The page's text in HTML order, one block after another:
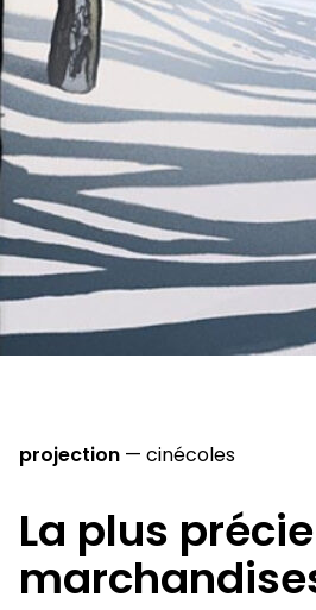
projection — cinécoles
La plus